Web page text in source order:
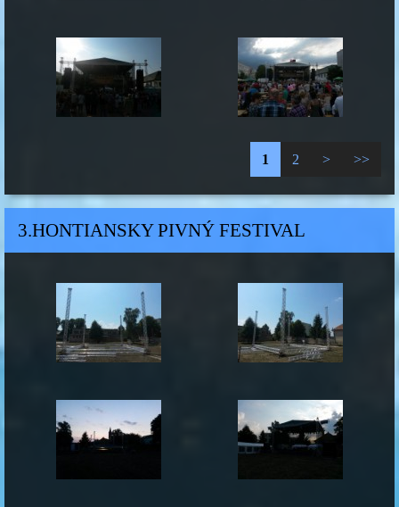
1 2 > >>
3.HONTIANSKY PIVNÝ FESTIVAL